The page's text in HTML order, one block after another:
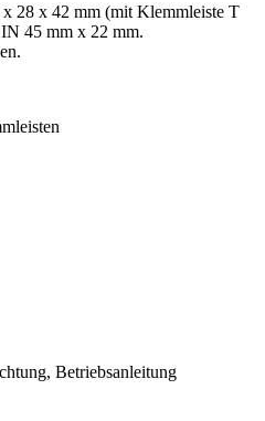
x 28 x 42 mm (mit Klemmleiste T
45 mm x 22 mm.
Betriebsanleitung